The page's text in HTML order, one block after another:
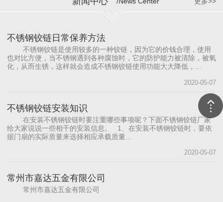
不锈钢铰链日常保养方法
不锈钢铰链是使用较多的一种铰链，因为它的价钱合理，使用
也对比方便，当不锈钢遇到各种腐蚀时，它的防护能力被清除，被氧
化，从而生锈，这样就会造成不锈钢铰链使用功能大大降低，...
2020-05-07
不锈钢铰链安装知识
在安装不锈钢铰链时要注重哪些事项呢？下面不锈钢铰链厂家
给大家说说一些相干的安装信息。 1、在安装不锈钢铰链时，要依
据门扇的实际质量来选择相应承载质量...
2020-05-07
常州市嘉达五金有限公司
常州市嘉达五金有限公司